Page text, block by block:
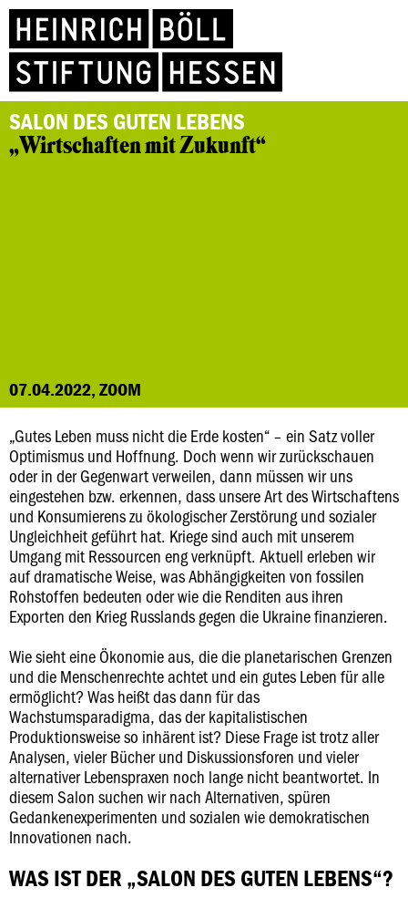
SALON DES GUTEN LEBENS
„Wirtschaften mit Zukunft“
07.04.2022, ZOOM
„Gutes Leben muss nicht die Erde kosten“ – ein Satz voller
Optimismus und Hoffnung. Doch wenn wir zurückschauen
oder in der Gegenwart verweilen, dann müssen wir uns
eingestehen bzw. erkennen, dass unsere Art des Wirtschaftens
und Konsumierens zu ökologischer Zerstörung und sozialer
Ungleichheit geführt hat. Kriege sind auch mit unserem
Umgang mit Ressourcen eng verknüpft. Aktuell erleben wir
auf dramatische Weise, was Abhängigkeiten von fossilen
Rohstoffen bedeuten oder wie die Renditen aus ihren
Exporten den Krieg Russlands gegen die Ukraine finanzieren.
Wie sieht eine Ökonomie aus, die die planetarischen Grenzen
und die Menschenrechte achtet und ein gutes Leben für alle
ermöglicht? Was heißt das dann für das
Wachstumsparadigma, das der kapitalistischen
Produktionsweise so inhärent ist? Diese Frage ist trotz aller
Analysen, vieler Bücher und Diskussionsforen und vieler
alternativer Lebenspraxen noch lange nicht beantwortet. In
diesem Salon suchen wir nach Alternativen, spüren
Gedankenexperimenten und sozialen wie demokratischen
Innovationen nach.
WAS IST DER „SALON DES GUTEN LEBENS“?